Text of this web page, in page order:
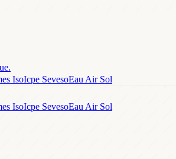
IsoIcpe SevesoEau Air Sol
IsoIcpe SevesoEau Air Sol